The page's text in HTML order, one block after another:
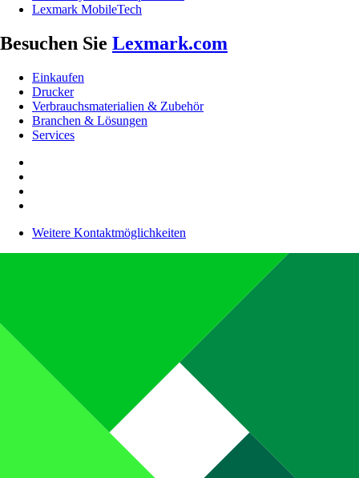
Lexmark MobileTech
Besuchen Sie Lexmark.com
Einkaufen
Drucker
Verbrauchsmaterialien & Zubehör
Branchen & Lösungen
Services
Weitere Kontaktmöglichkeiten